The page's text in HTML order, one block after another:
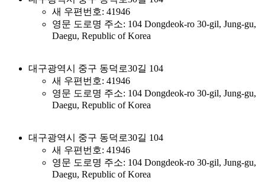
새 우편번호: 41946
영문 도로명 주소: 104 Dongdeok-ro 30-gil, Jung-gu,
Daegu, Republic of Korea
대구광역시 중구 동덕로30길 104
새 우편번호: 41946
영문 도로명 주소: 104 Dongdeok-ro 30-gil, Jung-gu,
Daegu, Republic of Korea
대구광역시 중구 동덕로30길 104
새 우편번호: 41946
영문 도로명 주소: 104 Dongdeok-ro 30-gil, Jung-gu,
Daegu, Republic of Korea